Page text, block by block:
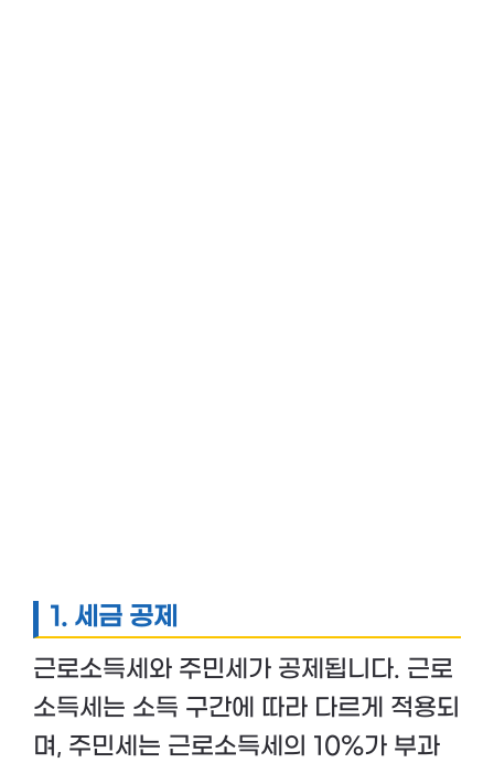
1. 세금 공제
근로소득세와 주민세가 공제됩니다. 근로
소득세는 소득 구간에 따라 다르게 적용되
며, 주민세는 근로소득세의 10%가 부과